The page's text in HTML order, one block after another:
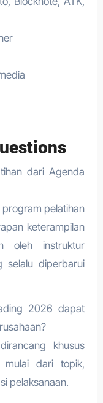
dari Agenda
pelatihan
keterampilan
oleh instruktur
selalu diperbarui
2026 dapat
khusus
mulai dari topik,
pelaksanaan.